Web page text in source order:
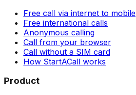
Free call via internet to mobile
Free international calls
Anonymous calling
Call from your browser
Call without a SIM card
How StartACall works
Product